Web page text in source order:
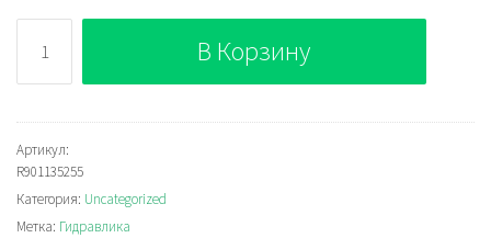
Bosch
Rexroth
HED8OA-
2X/100K14A/12
Pressure
switch
В Корзину
Артикул:
R901135255
Категория: Uncategorized
Метка: Гидравлика